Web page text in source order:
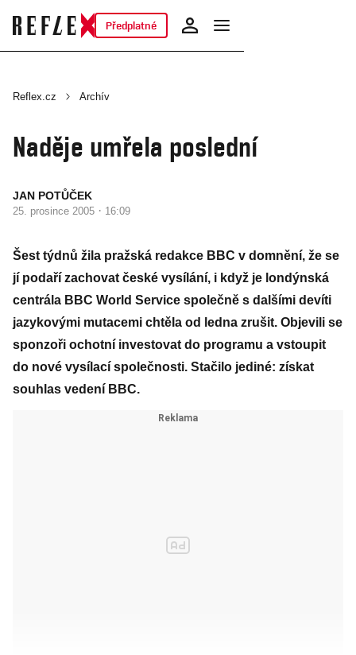
Předplatné
Reflex.cz Archív
Naděje umřela poslední
JAN POTŮČEK
25. prosince 2005 · 16:09
Šest týdnů žila pražská redakce BBC v domnění, že se
jí podaří zachovat české vysílání, i když je londýnská
centrála BBC World Service společně s dalšími devíti
jazykovými mutacemi chtěla od ledna zrušit. Objevili se
sponzoři ochotní investovat do programu a vstoupit
do nové vysílací společnosti. Stačilo jediné: získat
souhlas vedení BBC.